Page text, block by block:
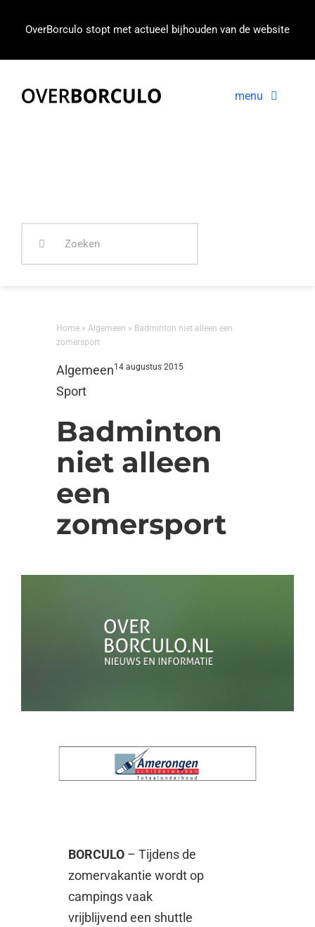
OverBorculo stopt met actueel bijhouden van de website
menu
Home »Algemeen » Badminton niet alleen een
zomersport
Algemeen
Sport
14 augustus 2015
Badminton
niet alleen
een
zomersport
BORCULO – Tijdens de
zomervakantie wordt op
campings vaak
vrijblijvend een shuttle